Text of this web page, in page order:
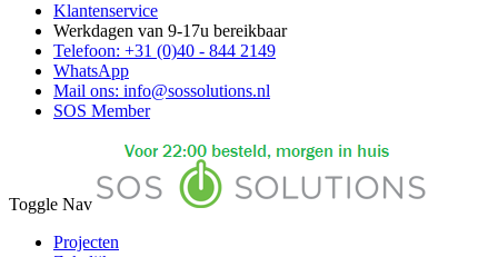
Klantenservice
Werkdagen van 9-17u bereikbaar
Telefoon: +31 (0)40 - 844 2149
WhatsApp
Mail ons: info@sossolutions.nl
SOS Member
Toggle Nav
Projecten